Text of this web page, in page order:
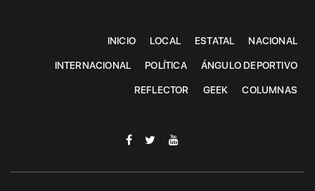
INICIO LOCAL ESTATAL NACIONAL
INTERNACIONAL POLÍTICA ÁNGULO DEPORTIVO
REFLECTOR GEEK COLUMNAS